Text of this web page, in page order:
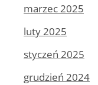
marzec 2025
luty 2025
styczeń 2025
grudzień 2024